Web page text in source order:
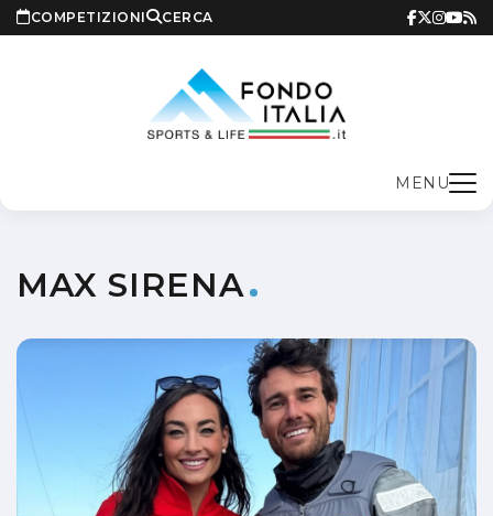
COMPETIZIONI CERCA
MENU
MAX SIRENA